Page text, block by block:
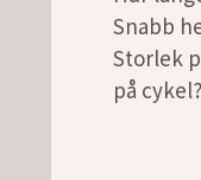
Snabb
Storlek
på cykel?